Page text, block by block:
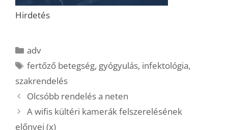
Hirdetés
Kategória
adv
Címkék
fertőző betegség, gyógyulás, infektológia,
szakrendelés
Olcsóbb rendelés a neten
A wifis kültéri kamerák felszerelésének
előnyei (x)